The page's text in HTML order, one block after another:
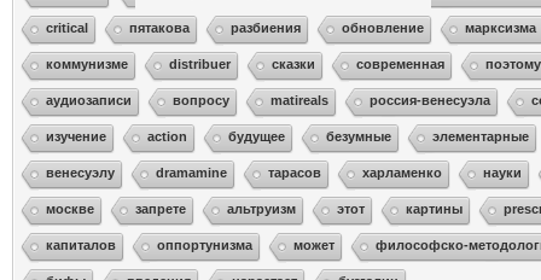
critical пятакова разбиения обновление марксизма
коммунизме distribuer сказки современная поэтому
аудиозаписи вопросу matireals россия-венесуэла
изучение action будущее безумные элементарные
венесуэлу dramamine тарасов харламенко науки
москве запрете альтруизм этот картины
капиталов оппортунизма может философско-